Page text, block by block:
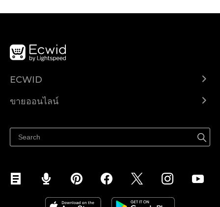
ECWID
ราคา
ขายออนไลน์
ขายบนเฟสบุ๊ค